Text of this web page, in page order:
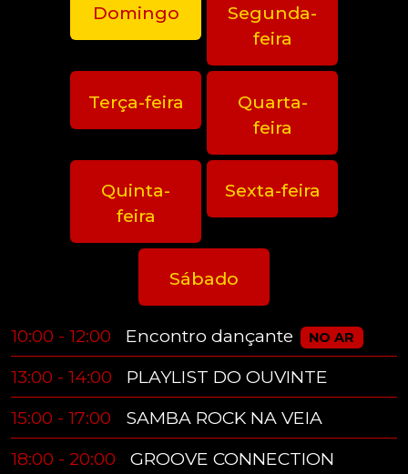
Domingo
Segunda-
feira
Terça-feira
Quarta-
feira
Quinta-
feira
Sexta-feira
Sábado
10:00 - 12:00 Encontro dançante NO AR
13:00 - 14:00
PLAYLIST DO OUVINTE
15:00 - 17:00
SAMBA ROCK NA VEIA
18:00 - 20:00
GROOVE CONNECTION